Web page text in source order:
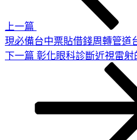
上一篇
現必備台中票貼借錢周轉管道
下
下一篇 彰化眼科診斷近視雷